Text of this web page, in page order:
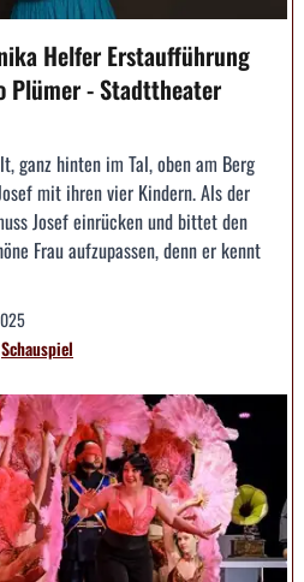
Helfer Erstaufführung
Plümer - Stadttheater
ganz hinten im Tal, oben am Berg
mit ihren vier Kindern. Als der
Josef einrücken und bittet den
Frau aufzupassen, denn er kennt
Schauspiel